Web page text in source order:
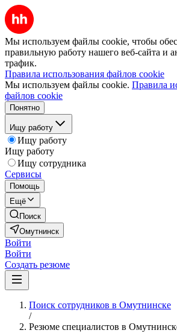
Мы используем файлы cookie, чтобы
правильную работу нашего веб-сайта и
трафик.
Правила использования файлов cookie
Мы используем файлы cookie. Правила
файлов cookie
Понятно
Ищу работу
Ищу работу
Ищу работу
Ищу сотрудника
Сервисы
Помощь
Ещё
Поиск
Омутнинск
Войти
Войти
Создать резюме
Поиск сотрудников в Омутнинске
/
Резюме специалистов в